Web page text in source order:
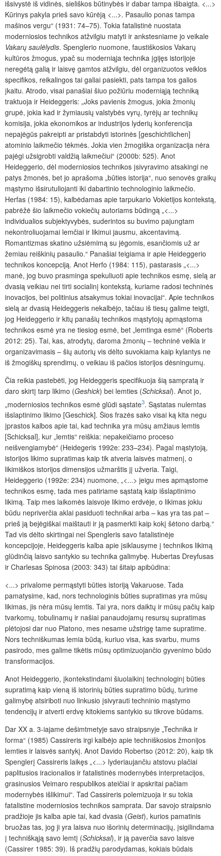
išsivystė iš vidinės, sieliškos būtinybės ir dabar tampa išbaigta. <...>
Kūrinys pakyla prieš savo kūrėją <...>. Pasaulio ponas tampa
mašinos vergu“ (1931: 74–75). Tokia fatalistinė nuostata
moderniosios technikos atžvilgiu matyti ir ankstesniame jo veikale
Vakarų saulėlydis. Spenglerio nuomone, faustiškosios Vakarų
kultūros žmogus, ypač su moderniąja technika įgijęs istorijoje
neregėtą galią ir laisvę gamtos atžvilgiu, dėl organizuotos veiklos
specifikos, reikalingos tai galiai pasiekti, pats tampa tos galios
įkaitu. Atrodo, visai panašiai šiuo požiūriu moderniąją techniką
traktuoja ir Heideggeris: „Joks pavienis žmogus, jokia žmonių
grupė, jokia kad ir žymiausių valstybės vyrų, tyrėjų ar technikų
komisija, jokia ekonomikos ar industrijos lyderių konferencija
nepajėgūs pakreipti ar pristabdyti istorinės [geschichtlichen]
atominio laikmečio tėkmės. Jokia vien žmogiška organizacija nėra
pajėgi užsigrobti valdžią laikmečiui“ (2000b: 525). Anot
Heideggerio, dėl moderniosios technikos įsivyravimo atsakingi ne
patys žmonės, bet jo aprašoma „būties istorija“, nuo senovės graikų
mąstymo išsirutuliojanti iki dabartinio technologinio laikmečio.
Herfas (1984: 15), kalbėdamas apie tarpukario Vokietijos kontekstą,
pabrėžė šio laikmečio vokiečių autoriams būdingą „<...>
individualios subjektyvybės, suderintos su buvimo pajungtam
nekontroliuojamai lemčiai ir likimui jausmu, akcentavimą.
Romantizmas skatino užsiėmimą su jėgomis, esančiomis už ar
žemiau reiškinių pasaulio.“ Panašiai teigiama ir apie Heideggerio
technikos koncepciją. Anot Herfo (1984: 115), pastarasis „<...>
manė, jog buvo prasminga spekuliuoti apie technikos esmę, sielą ar
dvasią veikiau nei tirti socialinį kontekstą, kuriame radosi techninės
inovacijos, bei politinius atsakymus tokiai inovacijai“. Apie technikos
sielą ar dvasią Heideggeris nekalbėjo, tačiau iš tiesų galime teigti,
jog Heideggerio ir kitų panašių technikos mąstytojų apmąstoma
technikos esmė yra ne tiesiog esmė, bet „lemtinga esmė“ (Roberts
2012: 25). Tai, kas, atrodytų, daroma žmonių – techninė veikla ir
organizavimasis – šių autorių vis dėlto suvokiama kaip kylantys ne
iš žmogiškų sprendimų, o veikiau iš pačios istorijos dėsningumų.
Čia reikia pastebėti, jog Heideggeris specifikuoja šią sampratą ir
daro skirtį tarp likimo (Geshick) bei lemties (Schicksal). Anot jo,
„moderniosios technikos esmė glūdi sąstate3. Sąstatas nulemtas
išslaptinimo likimo [Geschick]. Šios frazės sako visai ką kita negu
įprastos kalbos apie tai, kad technika yra mūsų amžiaus lemtis
[Schicksal], kur „lemtis“ reiškia: nepakeičiamo proceso
neišvengiamybė“ (Heidegeris 1992e: 233–234). Pagal mąstytoją,
istorijos likimo supratimas kaip tik atveria laisvės matmenį, o
likimiškos istorijos dimensijos užmarštis jį užveria. Taigi,
Heideggerio (1992e: 234) nuomone, „<...> jeigu mes apmąstome
technikos esmę, tada mes patiriame sąstatą kaip išslaptinimo
likimą. Taip mes laikomės laisvoje likimo erdvėje, o likimas jokiu
būdu nepriverčia aklai pasiduoti technikai arba – kas yra tas pat –
prieš ją bejėgiškai maištauti ir ją pasmerkti kaip kokį šėtono darbą.“
Tad vis dėlto skirtingai nei Spengleris savo fatalistinėje
koncepcijoje, Heideggeris kalba apie įsiklausyme į technikos likimą
glūdinčią laisvo santykio su technika galimybę. Hubertas Dreyfusas
ir Charlesas Spinosa (2003: 343) tai šitaip apibūdina:
<...> privalome permąstyti būties istoriją Vakaruose. Tada
pamatysime, kad, nors technologinis būties supratimas yra mūsų
likimas, jis nėra mūsų lemtis. Tai yra, nors daiktų ir mūsų pačių kaip
tvarkomų, tobulinamų ir našiai panaudojamų resursų supratimas
plėtojosi dar nuo Platono, mes nesame užstrigę tame supratime.
Nors techniškumas lemia būdą, kuriuo visa, kas svarbu, mums
pasirodo, mes galime tikėtis mūsų optimizuojančio gyvenimo būdo
transformacijos.
Anot Heideggerio, įkontekstindami šiuolaikinį technologinį būties
supratimą kaip vieną iš istorinių būties supratimo būdų, turime
galimybę atsiriboti nuo linkusio įsivyrauti techninio mąstymo
tendencijų ir atverti erdvę kitokiems santykio su tikrove būdams.
Dar XX a. 3-iajame dešimtmetyje savo straipsnyje „Technika ir
forma“ (1985) Cassireris irgi kalbėjo apie techniškosios žmonijos
lemties ir laisvės santykį. Anot Davido Robertso (2012: 20), kaip tik
Spenglerį Cassireris laikęs „<...> lyderiaujančiu atstovu plačiai
paplitusios iracionalios ir fatalistinės modernybės interpretacijos,
grasinusios Veimaro respublikos ateičiai ir apskritai pačiam
modernybės išlikimui“. Tad Cassireris polemizuoja ir su tokia
fatalistine moderniosios technikos samprata. Dar savojo straipsnio
pradžioje jis kalba apie tai, kad dvasia (Geist), kurios pamatinis
bruožas tas, jog ji yra laisva nuo išorinių determinacijų, įsigilindama
į techniškąją savo lemtį (Schicksal), ir ją paverčia savo laisve
(Cassirer 1985: 39). Iš pradžių parodydamas, kokiais būdais